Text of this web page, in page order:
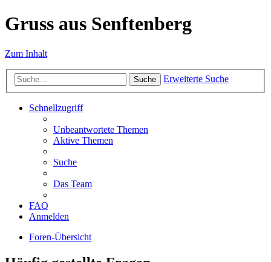
Gruss aus Senftenberg
Zum Inhalt
Suche Erweiterte Suche
Schnellzugriff
Unbeantwortete Themen
Aktive Themen
Suche
Das Team
FAQ
Anmelden
Foren-Übersicht